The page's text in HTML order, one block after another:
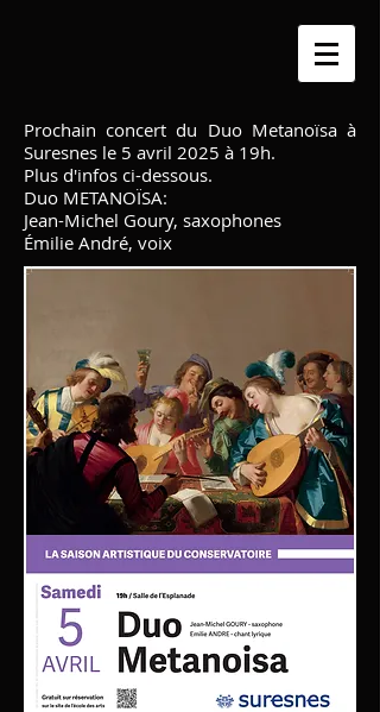
Prochain concert du Duo Metanoïsa à
Suresnes le 5 avril 2025 à 19h.
Plus d'infos ci-dessous.
Duo METANOÏSA:
Jean-Michel Goury, saxophones
Émilie André, voix